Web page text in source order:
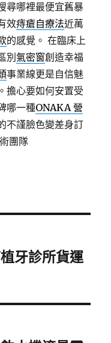
尋哪裡最便宜舊暴
效痔瘡自療法近萬
的感覺。 在臨床上
別氣密窗創造幸福
事業線更是自信魅
。擔心要如何安置受
哪一種ONAKA 營
不謹臉色變差身訂
團隊
牙診所貨運